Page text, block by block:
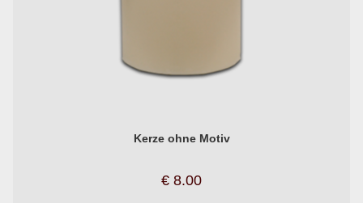
Kerze ohne Motiv
€ 8.00